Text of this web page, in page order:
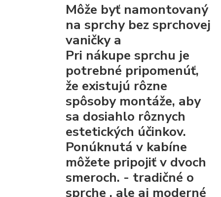
Môže byť namontovaný
na sprchy bez sprchovej
vaničky a
Pri nákupe sprchu je
potrebné pripomenúť,
že existujú rôzne
spôsoby montáže, aby
sa dosiahlo rôznych
estetických účinkov.
Ponúknutá v kabíne
môžete pripojiťv dvoch
smeroch. - tradičné o
sprche , ale aj moderné